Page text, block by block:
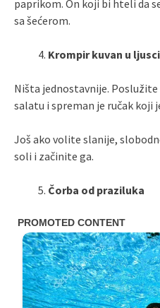
paprikom. On koji bi hteli da
sa šećerom.
Krompir kuvan u ljusci
Ništa jednostavnije.
salatu i spreman je ručak koji
Još ako volite slanije,
soli i začinite ga.
Čorba od praziluka